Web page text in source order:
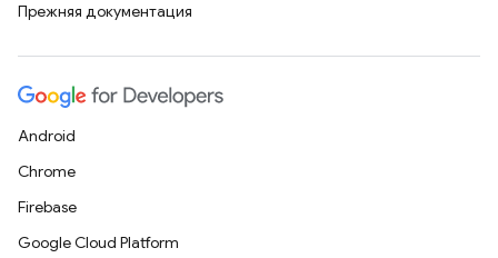
Прежняя документация
Android
Chrome
Firebase
Google Cloud Platform